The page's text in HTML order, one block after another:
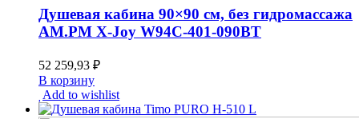
Душевая кабина 90×90 см, без гидромассажа
AM.PM X-Joy W94C-401-090BT
52 259,93 ₽
В корзину
Add to wishlist